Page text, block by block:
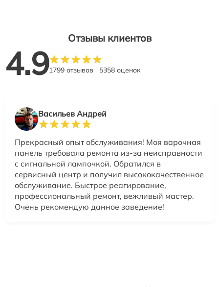
Отзывы клиентов
4.91799 отзывов 5358 оценок
Васильев Андрей
Прекрасный опыт обслуживания! Моя варочная
панель требовала ремонта из-за неисправности
с сигнальной лампочкой. Обратился в
сервисный центр и получил высококачественное
обслуживание. Быстрое реагирование,
профессиональный ремонт, вежливый мастер.
Очень рекомендую данное заведение!